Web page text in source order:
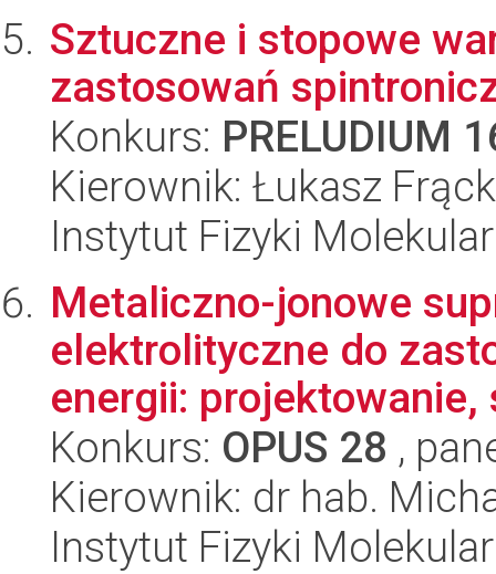
Sztuczne i stopowe
zastosowań
Konkurs: PRELUDIUM
Kierownik: Łukasz
Instytut Fizyki
Metaliczno-jonowe
elektrolityczne do
energii: projektowanie,
Konkurs: OPUS 28 ,
Kierownik: dr hab.
Instytut Fizyki